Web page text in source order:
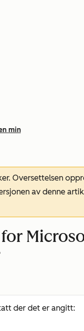
min
Oversettelsen
av denne
der det er angitt: